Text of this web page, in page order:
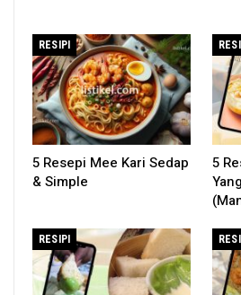
RESIPI
5 Resepi Mee Kari Sedap
& Simple
5
RESIPI